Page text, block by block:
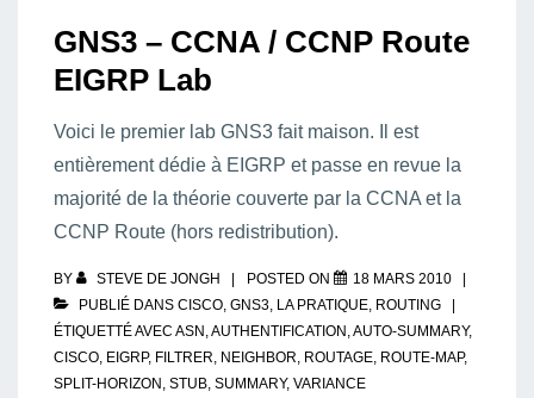
GNS3 – CCNA / CCNP Route
EIGRP Lab
Voici le premier lab GNS3 fait maison. Il est
entièrement dédie à EIGRP et passe en revue la
majorité de la théorie couverte par la CCNA et la
CCNP Route (hors redistribution).
BY STEVE DE JONGH POSTED ON
18 MARS 2010
PUBLIÉ DANS CISCO, GNS3, LA PRATIQUE, ROUTING
ÉTIQUETTÉ AVEC ASN ,AUTHENTIFICATION ,AUTO-SUMMARY,
CISCO, EIGRP, FILTRER, NEIGHBOR, ROUTAGE, ROUTE-MAP,
SPLIT-HORIZON , STUB, SUMMARY, VARIANCE